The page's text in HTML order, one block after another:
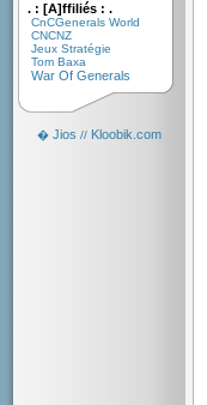
. : [A]ffiliés : .
CnCGenerals World
CNCNZ
Jeux Stratégie
Tom Baxa
War Of Generals
� Jios // Kloobik.com